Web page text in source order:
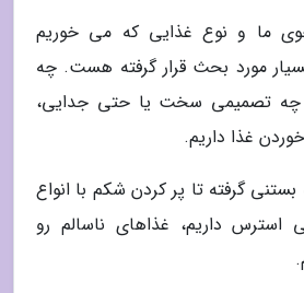
ما و نوع غذایی که می خوریم
مورد بحث قرار گرفته هست. چه
چه تصمیمی سخت یا حتی جدایی،
غذا داریم.
بستنی گرفته تا پر کردن شکم با انواع
استرس داریم، غذاهای ناسالم رو